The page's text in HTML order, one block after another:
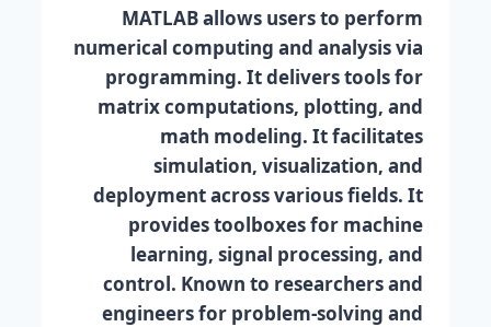
MATLAB allows users to perform
numerical computing and analysis via
programming. It delivers tools for
matrix computations, plotting, and
math modeling. It facilitates
simulation, visualization, and
deployment across various fields. It
provides toolboxes for machine
learning, signal processing, and
control. Known to researchers and
engineers for problem-solving and